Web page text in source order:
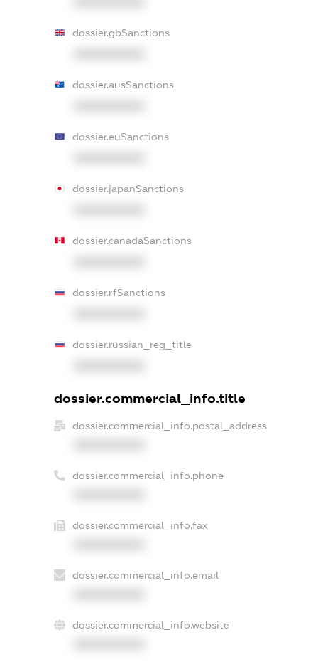
dossier.gbSanctions
dossier.ausSanctions
dossier.euSanctions
dossier.japanSanctions
dossier.canadaSanctions
dossier.rfSanctions
dossier.russian_reg_title
dossier.commercial_info.title
dossier.commercial_info.postal_address
dossier.commercial_info.phone
dossier.commercial_info.fax
dossier.commercial_info.email
dossier.commercial_info.website